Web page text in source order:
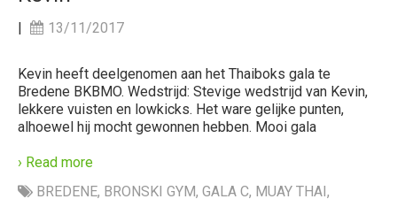
| 13/11/2017
Kevin heeft deelgenomen aan het Thaiboks gala te
Bredene BKBMO. Wedstrijd: Stevige wedstrijd van Kevin,
lekkere vuisten en lowkicks. Het ware gelijke punten,
alhoewel hij mocht gewonnen hebben. Mooi gala
› Read more
BREDENE, BRONSKI GYM, GALA C, MUAY THAI,